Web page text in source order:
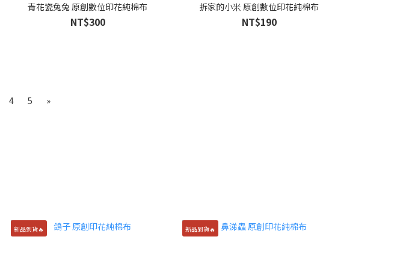
青花瓷兔兔 原創數位印花純棉布
NT$300
拆家的小米 原創數位印花純棉布
NT$190
4 5 »
新品到貨🔥 新品到貨🔥